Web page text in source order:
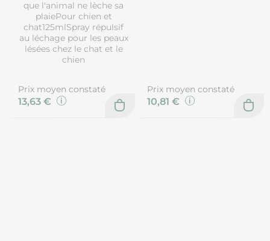
que l'animal ne lèche sa
plaiePour chien et
chat125mlSpray répulsif
au léchage pour les peaux
lésées chez le chat et le
chien
Prix moyen constaté
13,63 €
Prix moyen constaté
10,81 €